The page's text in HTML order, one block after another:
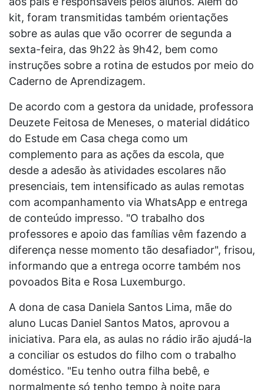
kit, foram transmitidas também orientações
sobre as aulas que vão ocorrer de segunda a
sexta-feira, das 9h22 às 9h42, bem como
instruções sobre a rotina de estudos por meio do
Caderno de Aprendizagem.
De acordo com a gestora da unidade, professora
Deuzete Feitosa de Meneses, o material didático
do Estude em Casa chega como um
complemento para as ações da escola, que
desde a adesão às atividades escolares não
presenciais, tem intensificado as aulas remotas
com acompanhamento via WhatsApp e entrega
de conteúdo impresso. "O trabalho dos
professores e apoio das famílias vêm fazendo a
diferença nesse momento tão desafiador", frisou,
informando que a entrega ocorre também nos
povoados Bita e Rosa Luxemburgo.
A dona de casa Daniela Santos Lima, mãe do
aluno Lucas Daniel Santos Matos, aprovou a
iniciativa. Para ela, as aulas no rádio irão ajudá-la
a conciliar os estudos do filho com o trabalho
doméstico. "Eu tenho outra filha bebê, e
normalmente só tenho tempo à noite para